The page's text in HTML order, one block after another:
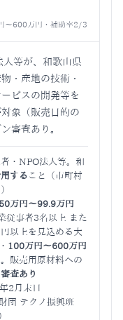
〜600万円・補助率2/3
等が、和歌山県
・産地の技術・
ビスの開発等を
象（販売目的の
審査あり。
・NPO法人等。和
する こと（市町村
50万円〜99.9万円
従事者3名以上 また
以上を見込める大
・ 100万円〜600万円
販売用原材料への
査あり
2月末日
団 テクノ振興班